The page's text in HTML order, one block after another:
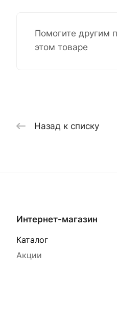
Помогите другим
этом товаре
Назад к списку
Интернет-магазин
Каталог
Акции